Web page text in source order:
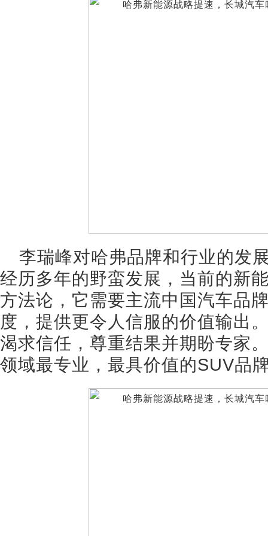
李瑞峰对哈弗品牌和行业的发
经历多年的野蛮发展，当前的新
方法论，它需要主流中国汽车品
度，提供更令人信服的价值输出
渴求信任，尊重结果并期盼专家
领域最专业，最具价值的SUV品